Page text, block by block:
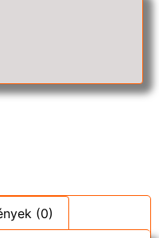
(0)